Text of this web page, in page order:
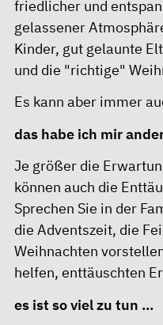
friedlicher und
gelassener
Kinder, gut gelaunte
und die "richtige"
Es kann aber immer
das habe ich mir
Je größer die
können auch die
Sprechen Sie in der
die Adventszeit, die
Weihnachten
helfen, enttäuschten
es ist so viel zu tun ...